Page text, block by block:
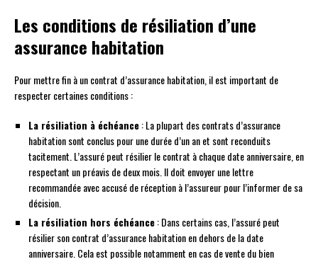
Les conditions de résiliation d’une
assurance habitation
Pour mettre fin à un contrat d’assurance habitation, il est important de
respecter certaines conditions :
La résiliation à échéance: La plupart des contrats d’assurance
habitation sont conclus pour une durée d’un an et sont reconduits
tacitement. L’assuré peut résilier le contrat à chaque date anniversaire, en
respectant un préavis de deux mois. Il doit envoyer une lettre
recommandée avec accusé de réception à l’assureur pour l’informer de sa
décision.
La résiliation hors échéance: Dans certains cas, l’assuré peut
résilier son contrat d’assurance habitation en dehors de la date
anniversaire. Cela est possible notamment en cas de vente du bien